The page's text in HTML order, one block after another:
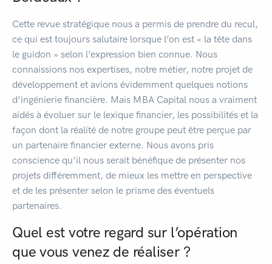
Cette revue stratégique nous a permis de prendre du recul,
ce qui est toujours salutaire lorsque l’on est « la tête dans
le guidon » selon l’expression bien connue. Nous
connaissions nos expertises, notre métier, notre projet de
développement et avions évidemment quelques notions
d’ingénierie financière. Mais MBA Capital nous a vraiment
aidés à évoluer sur le lexique financier, les possibilités et la
façon dont la réalité de notre groupe peut être perçue par
un partenaire financier externe. Nous avons pris
conscience qu’il nous serait bénéfique de présenter nos
projets différemment, de mieux les mettre en perspective
et de les présenter selon le prisme des éventuels
partenaires.
Quel est votre regard sur l’opération
que vous venez de réaliser ?